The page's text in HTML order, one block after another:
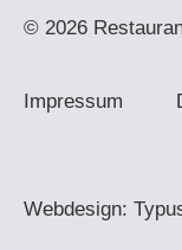
© 2026
Impressum
Webdesign: